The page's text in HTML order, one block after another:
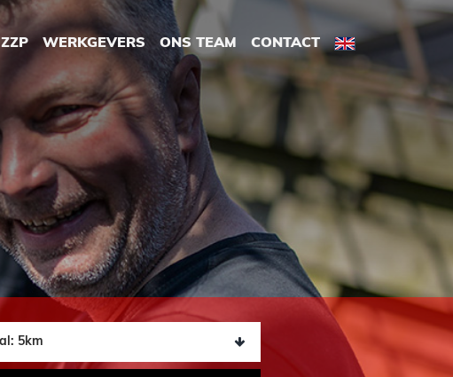
ZZP WERKGEVERS ONS TEAM CONTACT